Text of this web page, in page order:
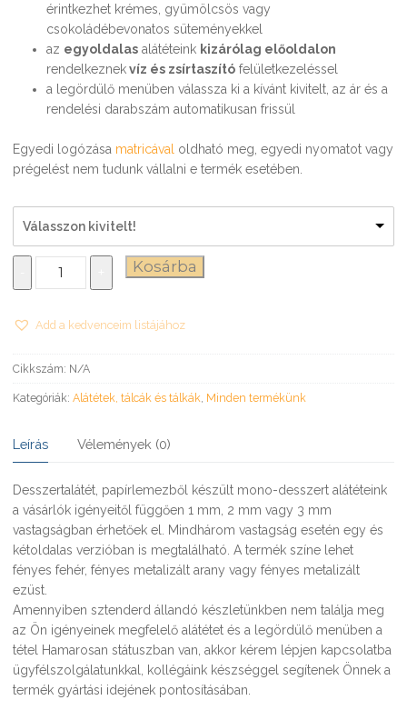
érintkezhet krémes, gyümölcsös vagy
csokoládébevonatos süteményekkel
az egyoldalasalátéteink kizárólag előoldalon
rendelkeznekvíz és zsírtaszítófelületkezeléssel
a legördülő menüben válassza ki a kívánt kivitelt, az ár és a
rendelési darabszám automatikusan frissül
Egyedi logózása matricával oldható meg, egyedi nyomatot vagy
prégelést nem tudunk vállalni e termék esetében.
Válasszon kivitelt!
Desszertalátét
mennyiség
Kosárba
Add a kedvenceim listájához
Cikkszám: N/A
Kategóriák: Alátétek, tálcák és tálkák Minden termékünk
Leírás Vélemények (0)
Desszertalátét, papírlemezből készült mono-desszert alátéteink
a vásárlók igényeitől függően 1 mm, 2 mm vagy 3 mm
vastagságban érhetőek el. Mindhárom vastagság esetén egy és
kétoldalas verzióban is megtalálható. A termék színe lehet
fényes fehér, fényes metalizált arany vagy fényes metalizált
ezüst.
Amennyiben sztenderd állandó készletünkben nem találja meg
az Ön igényeinek megfelelő alátétet és a legördülő menüben a
tétel Hamarosan státuszban van, akkor kérem lépjen kapcsolatba
ügyfélszolgálatunkkal, kollégáink készséggel segítenek Önnek a
termék gyártási idejének pontosításában.